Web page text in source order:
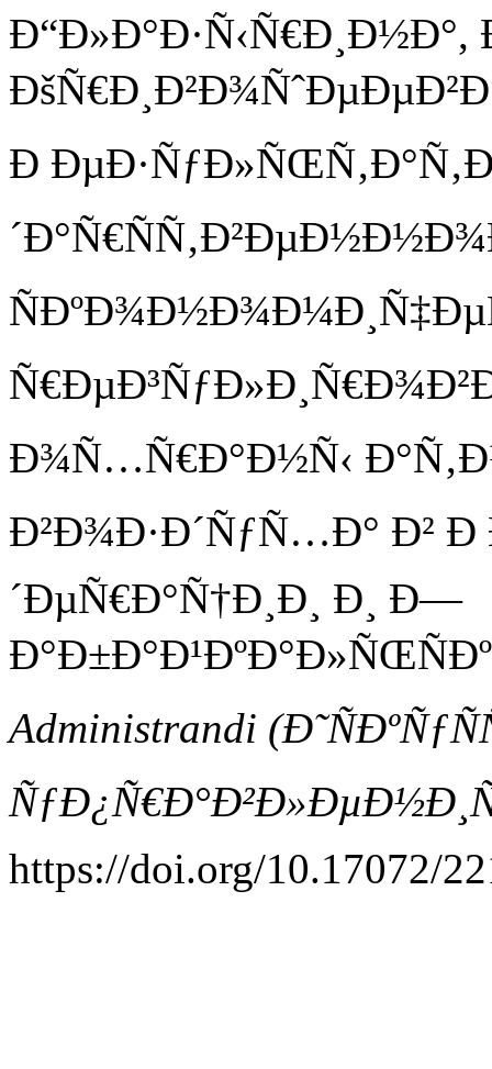
Ð“Ð»Ð°Ð·Ñ‹Ñ€Ð¸Ð½Ð°,
Ð
Ð¾Ñ…Ñ€Ð°Ð½Ñ‹
Ð²Ð¾Ð·Ð´ÑƒÑ…Ð° Ð² Ð
´ÐµÑ€Ð°Ñ†Ð¸Ð¸ Ð¸ Ð—
Administrandi
https://doi.org/10.17072/